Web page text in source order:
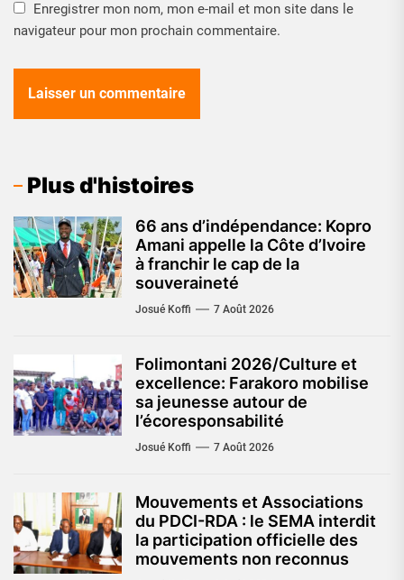
Enregistrer mon nom, mon e-mail et mon site dans le
navigateur pour mon prochain commentaire.
Plus d'histoires
66 ans d’indépendance: Kopro
Amani appelle la Côte d’Ivoire
à franchir le cap de la
souveraineté
Josué Koffi 7 Août 2026
Folimontani 2026/Culture et
excellence: Farakoro mobilise
sa jeunesse autour de
l’écoresponsabilité
Josué Koffi 7 Août 2026
Mouvements et Associations
du PDCI-RDA : le SEMA interdit
la participation officielle des
mouvements non reconnus